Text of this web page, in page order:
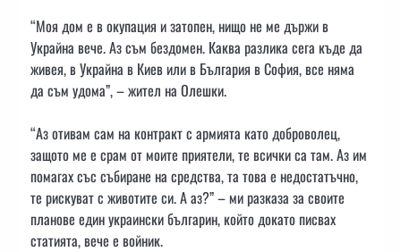
“Моя дом е в окупация и затопен, нищо не ме държи в
Украйна вече. Аз съм бездомен. Каква разлика сега къде да
живея, в Украйна в Киев или в България в София, все няма
да съм удома”, – жител на Олешки.
“Аз отивам сам на контракт с армията като доброволец,
защото ме е срам от моите приятели, те всички са там. Аз им
помагах със събиране на средства, та това е недостатъчно,
те рискуват с животите си. А аз?” – ми разказа за своите
планове един украински българин, който докато писвах
статията, вече е войник.